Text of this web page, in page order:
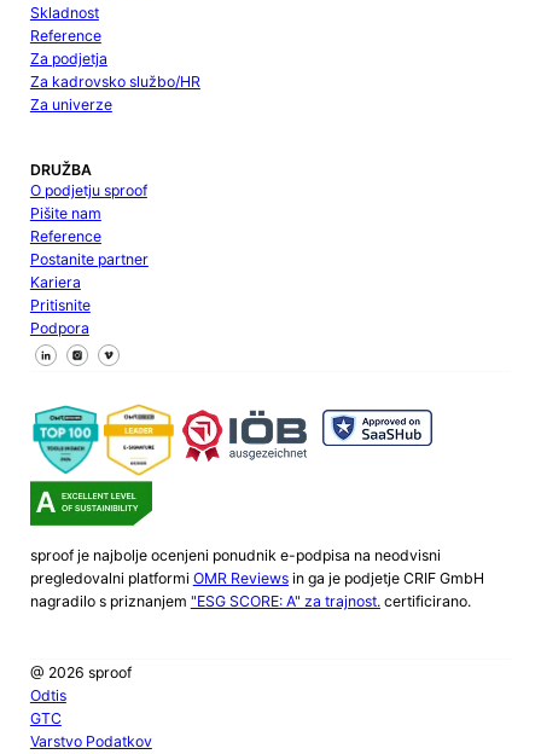
Skladnost
Reference
Za podjetja
Za kadrovsko službo/HR
Za univerze
DRUŽBA
O podjetju sproof
Pišite nam
Reference
Postanite partner
Kariera
Pritisnite
Podpora
Sledite nam na Facebooku
Sledite nam na X
Sledite nam na LinkedInu
sproof je najbolje ocenjeni ponudnik e-podpisa na neodvisni
pregledovalni platformi OMR Reviewsin ga je podjetje CRIF GmbH
nagradilo s priznanjem "ESG SCORE: A" za trajnost.certificirano.
@ 2026 sproof
Odtis
GTC
Varstvo Podatkov